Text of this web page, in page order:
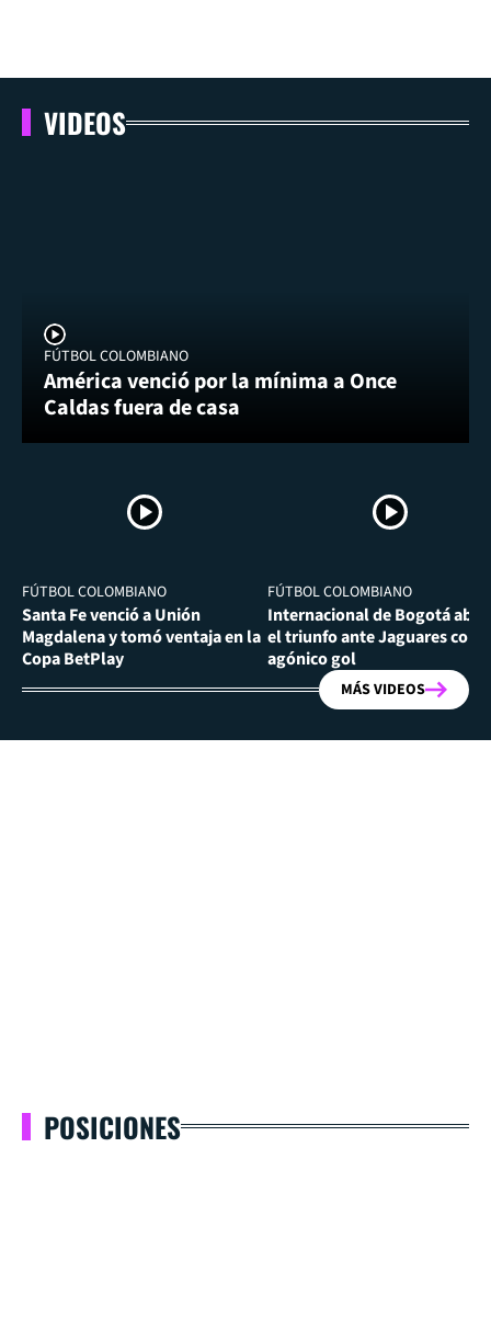
VIDEOS
FÚTBOL COLOMBIANO
América venció por la mínima a Once
Caldas fuera de casa
FÚTBOL COLOMBIANO
Santa Fe venció a Unión
Magdalena y tomó ventaja en la
Copa BetPlay
FÚTBOL COLOMBIANO
Internacional de Bogotá
el triunfo ante Jaguares con
agónico gol
MÁS VIDEOS
POSICIONES